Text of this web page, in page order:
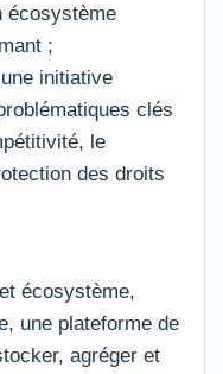
écosystème
;
initiative
clés
le
des droits
écosystème,
une plateforme de
agréger et